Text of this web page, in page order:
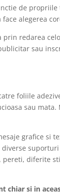
de
alegerea
prin redarea
sau
foliile
sau
grafice si
diferite
chiar si in